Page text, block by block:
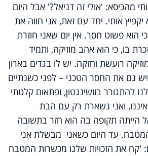
מהכיסא: 'אולי זה דניאל?' אבל היום
אותי. יחד עם זאת, אני חווה את
כי הוא פשוט חסר. אין יום שאני חוזרת
בו, כי הוא אהב מוזיקה, ותמיד
רועשת וחזקה. יש לו בגדים בארון
גם את החסר הטכני – לפני כשנתיים
להתגורר בוושינגטון, ופתאום קלטתי
ואני נשארת רק עם הבת
הייתה תקופה בה הוא חזר בתשובה
המטבח. עד היום כשאני מבשלת אני
'קח את הזכויות שלנו מכשרות המטבח